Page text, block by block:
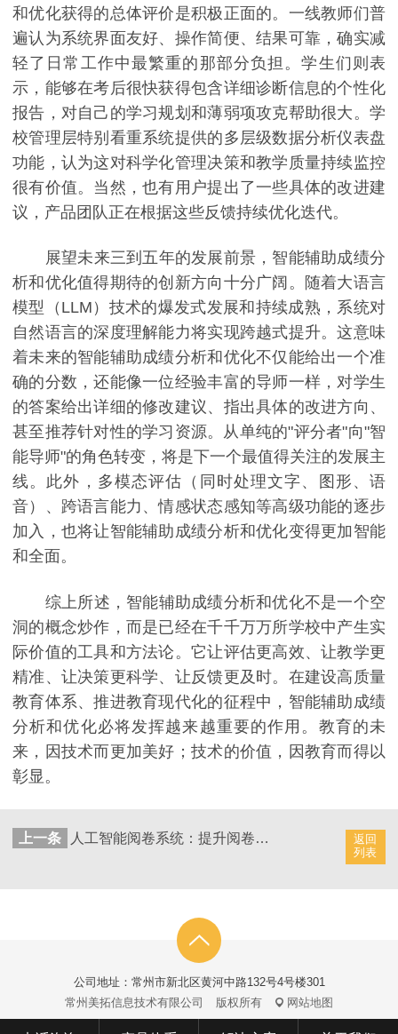
和优化获得的总体评价是积极正面的。一线教师们普
遍认为系统界面友好、操作简便、结果可靠，确实减
轻了日常工作中最繁重的那部分负担。学生们则表
示，能够在考后很快获得包含详细诊断信息的个性化
报告，对自己的学习规划和薄弱项攻克帮助很大。学
校管理层特别看重系统提供的多层级数据分析仪表盘
功能，认为这对科学化管理决策和教学质量持续监控
很有价值。当然，也有用户提出了一些具体的改进建
议，产品团队正在根据这些反馈持续优化迭代。
展望未来三到五年的发展前景，智能辅助成绩分
析和优化值得期待的创新方向十分广阔。随着大语言
模型（LLM）技术的爆发式发展和持续成熟，系统对
自然语言的深度理解能力将实现跨越式提升。这意味
着未来的智能辅助成绩分析和优化不仅能给出一个准
确的分数，还能像一位经验丰富的导师一样，对学生
的答案给出详细的修改建议、指出具体的改进方向、
甚至推荐针对性的学习资源。从单纯的"评分者"向"智
能导师"的角色转变，将是下一个最值得关注的发展主
线。此外，多模态评估（同时处理文字、图形、语
音）、跨语言能力、情感状态感知等高级功能的逐步
加入，也将让智能辅助成绩分析和优化变得更加智能
和全面。
综上所述，智能辅助成绩分析和优化不是一个空
洞的概念炒作，而是已经在千千万万所学校中产生实
际价值的工具和方法论。它让评估更高效、让教学更
精准、让决策更科学、让反馈更及时。在建设高质量
教育体系、推进教育现代化的征程中，智能辅助成绩
分析和优化必将发挥越来越重要的作用。教育的未
来，因技术而更加美好；技术的价值，因教育而得以
彰显。
返回
列表
上一条 人工智能阅卷系统：提升阅卷准确性的智能化辅助
公司地址：常州市新北区黄河中路132号4号楼301
常州美拓信息技术有限公司
版权所有 网站地图